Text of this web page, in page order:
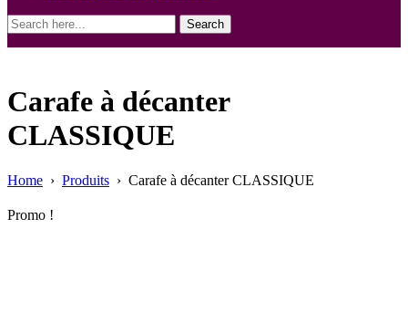
Search
Carafe à décanter
CLASSIQUE
Home › Produits › Carafe à décanter CLASSIQUE
Promo !